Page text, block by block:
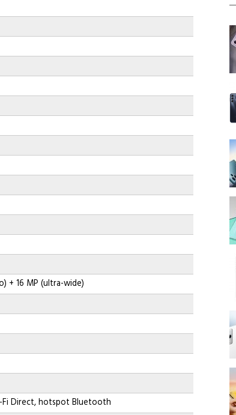
+ 16 MP (ultra-wide)
Fi Direct, hotspot Bluetooth